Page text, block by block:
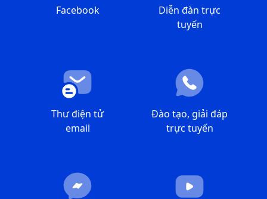
Facebook
Diễn đàn trực
tuyến
Thư điện tử
email
Đào tạo, giải đáp
trực tuyến